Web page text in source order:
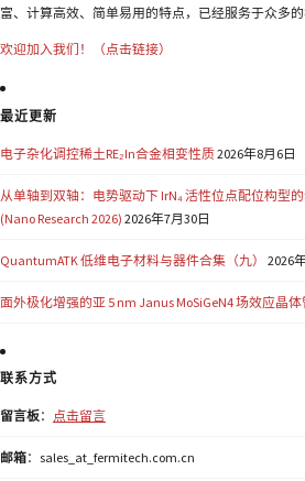
富、计算高效、简单易用的特点，已经服务于众多的
欢迎加入我们！（点击链接）
最近更新
电子杂化调控稀土RE₂In合金相变性质2026年8月6日
从单轴到双轴：电势驱动下 IrN₄ 活性位点配位构型
(Nano Research 2026) 2026年7月30日
QuantumATK 低维电子材料与器件合集（九） 2026
面外极化增强的亚 5 nm Janus MoSiGeN4 场效应晶
联系方式
留言板： 点击留言
邮箱：sales_at_fermitech.com.cn